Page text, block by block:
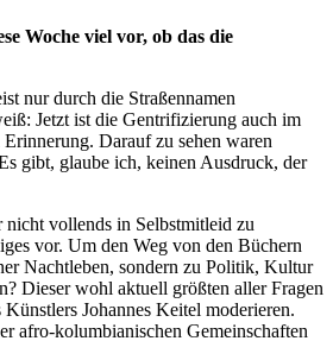
Woche viel vor, ob das die
nur durch die Straßennamen
Jetzt ist die Gentrifizierung auch im
Darauf zu sehen waren
gibt, glaube ich, keinen Ausdruck, der
nicht vollends in Selbstmitleid zu
vor. Um den Weg von den Büchern
Nachtleben, sondern zu Politik, Kultur
Dieser wohl aktuell größten aller Fragen
Johannes Keitel moderieren.
afro-kolumbianischen Gemeinschaften